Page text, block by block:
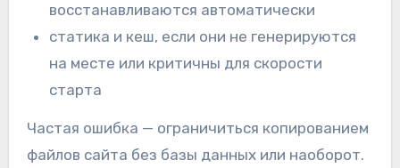
восстанавливаются автоматически
статика и кеш, если они не генерируются
на месте или критичны для скорости
старта
Частая ошибка — ограничиться копированием
файлов сайта без базы данных или наоборот.